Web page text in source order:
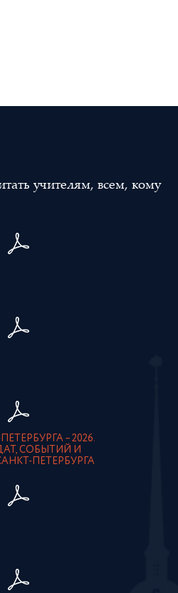
учителям, всем, кому
– 2026.
СОБЫТИЙ И
ПЕТЕРБУРГА